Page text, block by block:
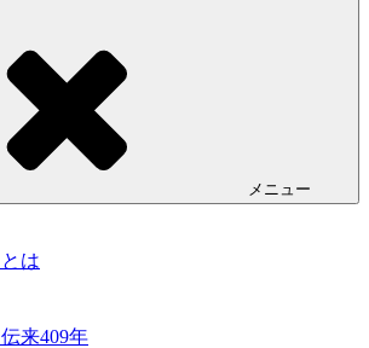
メニュー
は
来409年